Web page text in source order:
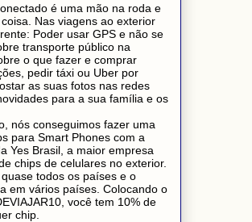
é uma mão na roda e
Nas viagens ao exterior
Poder usar GPS e não se
transporte público na
o que fazer e comprar
pedir táxi ou Uber por
as suas fotos nas redes
para a sua família e os
nós conseguimos fazer uma
para Smart Phones com a
Yes Brasil, a maior empresa
chips de celulares no exterior.
todos os países e o
em vários países. Colocando o
você tem 10% de
chip.